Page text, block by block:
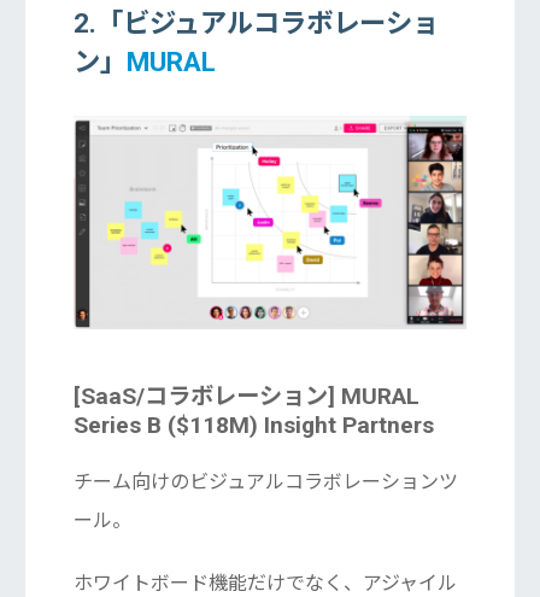
2.「ビジュアルコラボレーショ
ン」 MURAL
[SaaS/コラボレーション] MURAL
Series B ($118M) Insight Partners
チーム向けのビジュアルコラボレーションツ
ール。
ホワイトボード機能だけでなく、アジャイル